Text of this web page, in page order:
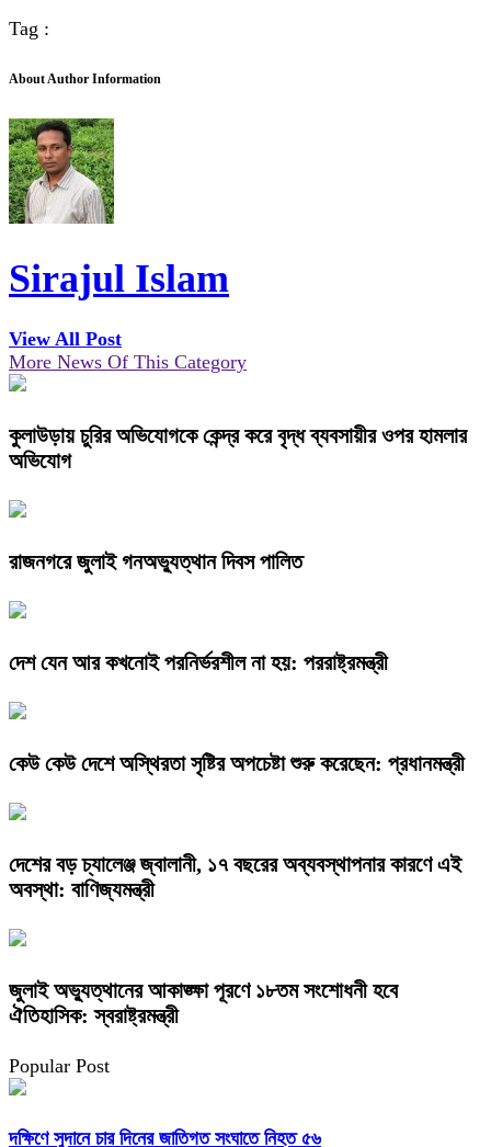
Tag :
About Author Information
Sirajul Islam
View All Post
More News Of This Category
কুলাউড়ায় চুরির অভিযোগকে কেন্দ্র করে বৃদ্ধ ব্যবসায়ীর ওপর হামলার
অভিযোগ
রাজনগরে জুলাই গনঅভ্যুত্থান দিবস পালিত
দেশ যেন আর কখনোই পরনির্ভরশীল না হয়: পররাষ্ট্রমন্ত্রী
কেউ কেউ দেশে অস্থিরতা সৃষ্টির অপচেষ্টা শুরু করেছেন: প্রধানমন্ত্রী
দেশের বড় চ্যালেঞ্জ জ্বালানী, ১৭ বছরের অব্যবস্থাপনার কারণে এই
অবস্থা: বাণিজ্যমন্ত্রী
জুলাই অভ্যুত্থানের আকাঙ্ক্ষা পূরণে ১৮তম সংশোধনী হবে
ঐতিহাসিক: স্বরাষ্ট্রমন্ত্রী
Popular Post
দক্ষিণে সুদানে চার দিনের জাতিগত সংঘাতে নিহত ৫৬